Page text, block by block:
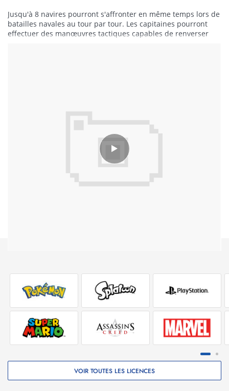
Jusqu'à 8 navires pourront s'affronter en même temps lors de
batailles navales au tour par tour. Les capitaines pourront
effectuer des manœuvres tactiques capables de renverser
marchande, le boucanier et la femme pirate, chacun
disposant d'avantages et d'inconvénients.
Embarquez pour quatre campagnes solo qui vous
permettront de suivre la progression de chaque nation
dans sa quête de suprématie.
Commercez avec 60 villes des Caraïbes dans un
immense monde en 3D. Restez à l'écart des falaises,
des eaux peu profondes et des zones orageuses afin
d'optimiser vos routes commerciales.
capitaines au cours d'incroyables batailles navales
tactiques au tour par tour.
Débloquez des licences, des permis de construire, de
nouveaux bâtiments et bateaux en augmentant votre
Inclus :
- Un poster recto verso
- Buccaneers Edition DLC
VOIR TOUTES LES LICENCES